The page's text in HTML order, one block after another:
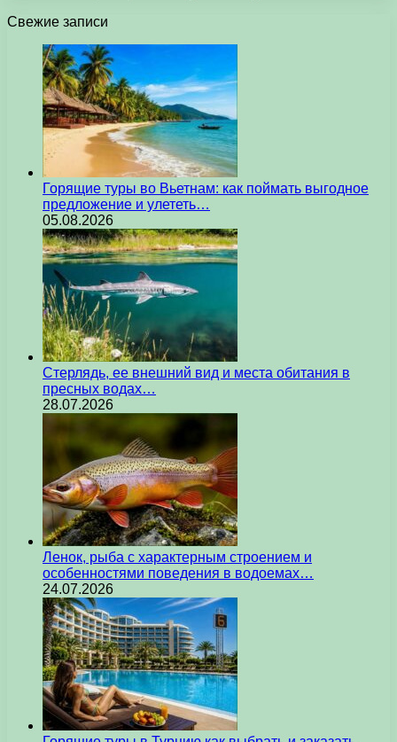
Свежие записи
Горящие туры во Вьетнам: как поймать выгодное
предложение и улететь…
05.08.2026
Стерлядь, ее внешний вид и места обитания в
пресных водах…
28.07.2026
Ленок, рыба с характерным строением и
особенностями поведения в водоемах…
24.07.2026